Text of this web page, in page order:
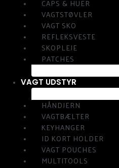
CAPS & HUER
VAGTSTØVLER
VAGT SKO
REFLEKSVESTE
SKOPLEJE
PATCHES
VAGT UDSTYR
HÅNDJERN
VAGTBÆLTER
KEYHANGER
ID KORT HOLDER
VAGT POUCHES
MULTITOOLS